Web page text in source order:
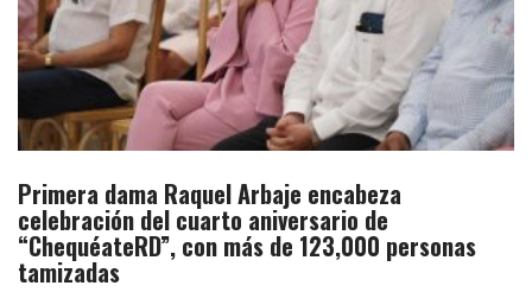
Primera dama Raquel Arbaje encabeza
celebración del cuarto aniversario de
“ChequéateRD”, con más de 123,000 personas
tamizadas